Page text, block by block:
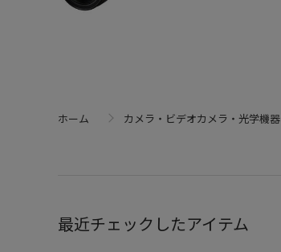
ホーム カメラ・ビデオカメラ・光学機器
最近チェックしたアイテム